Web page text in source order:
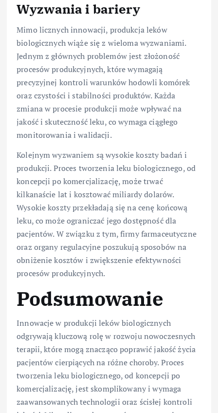
Wyzwania i bariery
Mimo licznych innowacji, produkcja leków
biologicznych wiąże się z wieloma wyzwaniami.
Jednym z głównych problemów jest złożoność
procesów produkcyjnych, które wymagają
precyzyjnej kontroli warunków hodowli komórek
oraz czystości i stabilności produktów. Każda
zmiana w procesie produkcji może wpływać na
jakość i skuteczność leku, co wymaga ciągłego
monitorowania i walidacji.
Kolejnym wyzwaniem są wysokie koszty badań i
produkcji. Proces tworzenia leku biologicznego, od
koncepcji po komercjalizację, może trwać
kilkanaście lat i kosztować miliardy dolarów.
Wysokie koszty przekładają się na cenę końcową
leku, co może ograniczać jego dostępność dla
pacjentów. W związku z tym, firmy farmaceutyczne
oraz organy regulacyjne poszukują sposobów na
obniżenie kosztów i zwiększenie efektywności
procesów produkcyjnych.
Podsumowanie
Innowacje w produkcji leków biologicznych
odgrywają kluczową rolę w rozwoju nowoczesnych
terapii, które mogą znacząco poprawić jakość życia
pacjentów cierpiących na różne choroby. Proces
tworzenia leku biologicznego, od koncepcji po
komercjalizację, jest skomplikowany i wymaga
zaawansowanych technologii oraz ścisłej kontroli